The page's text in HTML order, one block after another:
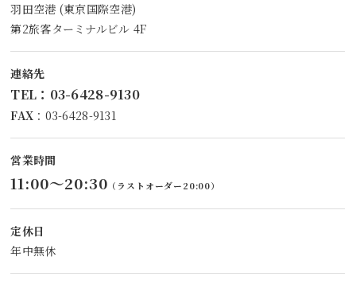
羽田空港 (東京国際空港)
第2旅客ターミナルビル 4F
連絡先
TEL ： 03-6428-9130
FAX ：03-6428-9131
営業時間
11:00～20:30 （ラストオーダー20:00）
定休日
年中無休